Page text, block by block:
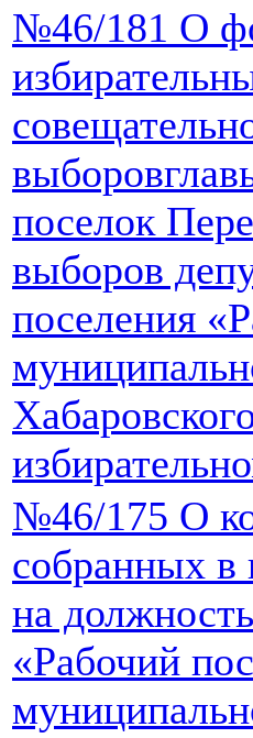
№46/181 О
поселок
выборов
поселения
№46/175 О
собранных в
на
«Рабочий